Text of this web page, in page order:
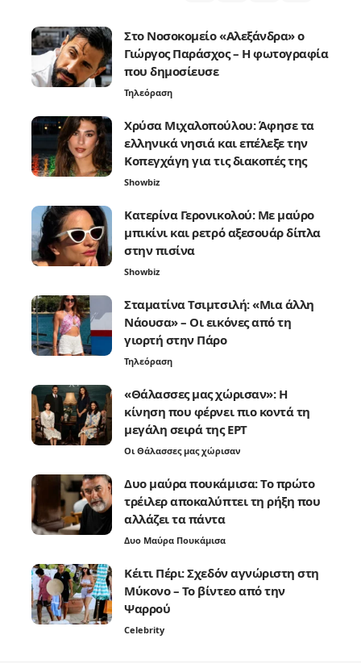
Στο Νοσοκομείο «Αλεξάνδρα» ο
Γιώργος Παράσχος – Η φωτογραφία
που δημοσίευσε
Τηλεόραση
Χρύσα Μιχαλοπούλου: Άφησε τα
ελληνικά νησιά και επέλεξε την
Κοπεγχάγη για τις διακοπές της
Showbiz
Κατερίνα Γερονικολού: Με μαύρο
μπικίνι και ρετρό αξεσουάρ δίπλα
στην πισίνα
Showbiz
Σταματίνα Τσιμτσιλή: «Μια άλλη
Νάουσα» – Οι εικόνες από τη
γιορτή στην Πάρο
Τηλεόραση
«Θάλασσες μας χώρισαν»: Η
κίνηση που φέρνει πιο κοντά τη
μεγάλη σειρά της ΕΡΤ
Οι Θάλασσες μας χώρισαν
Δυο μαύρα πουκάμισα: Το πρώτο
τρέιλερ αποκαλύπτει τη ρήξη που
αλλάζει τα πάντα
Δυο Μαύρα Πουκάμισα
Κέιτι Πέρι: Σχεδόν αγνώριστη στη
Μύκονο – Το βίντεο από την
Ψαρρού
Celebrity